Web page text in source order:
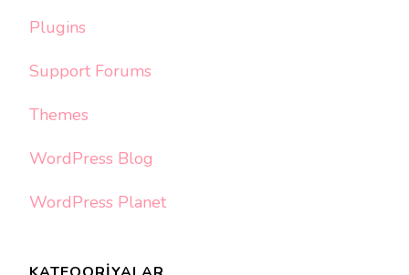
Plugins
Support Forums
Themes
WordPress Blog
WordPress Planet